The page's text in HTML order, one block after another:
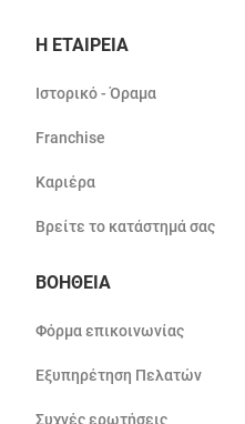
Η ΕΤΑΙΡΕΙΑ
Ιστορικό - Όραμα
Franchise
Καριέρα
Βρείτε το κατάστημά σας
ΒΟΗΘΕΙΑ
Φόρμα επικοινωνίας
Εξυπηρέτηση Πελατών
Συχνές ερωτήσεις